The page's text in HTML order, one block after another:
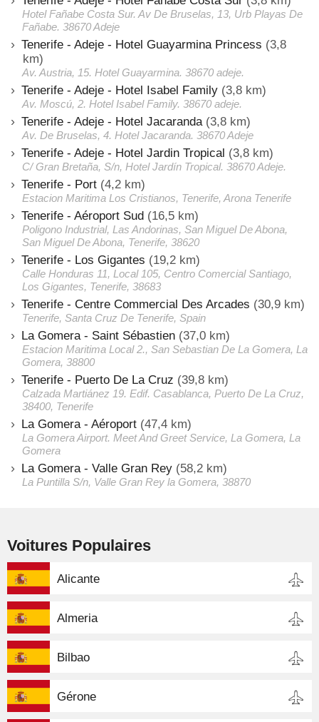
Hotel Fañabe Costa Sur. Av De Bruselas, 13, Urb Playas De
Fañabe. 38670 Adeje
Tenerife - Adeje - Hotel Guayarmina Princess (3,8
km)
Av. Austria, 15. Hotel Guayarmina. 38670 adeje.
Tenerife - Adeje - Hotel Isabel Family (3,8 km)
Av. Moscú, 2. Hotel Isabel Family. 38670 adeje.
Tenerife - Adeje - Hotel Jacaranda (3,8 km)
Av. De Bruselas, 4. Hotel Jacaranda. 38670 Adeje
Tenerife - Adeje - Hotel Jardin Tropical (3,8 km)
C/ Gran Bretaña, S/n, Hotel Jardín Tropical. 38670 Adeje.
Tenerife - Port (4,2 km)
Estacion Maritima Los Cristianos, Tenerife, Arona Tenerife
Tenerife - Aéroport Sud (16,5 km)
Poligono Industrial, Las Andorinas, San Miguel De Abona,
San Miguel De Abona, Tenerife, 38620
Tenerife - Los Gigantes (19,2 km)
Calle Honduras 11, Local 105, Centro Comercial Santiago,
Los Gigantes, Tenerife, 38683
Tenerife - Centre Commercial Des Arcades (30,9 km)
Tenerife, Santa Cruz De Tenerife, Spain
La Gomera - Saint Sébastien (37,0 km)
Estacion Maritima Local 2., San Sebastian De La Gomera, La
Gomera, 38800
Tenerife - Puerto De La Cruz (39,8 km)
Calzada Martiánez 19. Edif. Casablanca, Puerto De La Cruz,
38400, Tenerife
La Gomera - Aéroport (47,4 km)
La Gomera Airport. Meet And Greet Service, La Gomera, La
Gomera
La Gomera - Valle Gran Rey (58,2 km)
La Puntilla S/n, Valle Gran Rey la Gomera, 38870
Voitures Populaires
Alicante
Almeria
Bilbao
Gérone